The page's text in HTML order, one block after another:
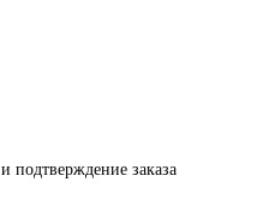
и подтверждение заказа